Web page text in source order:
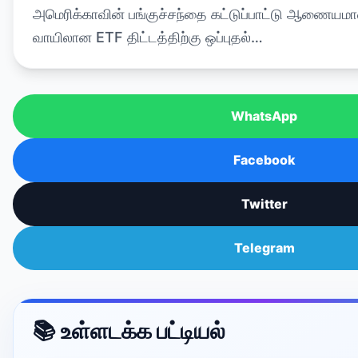
அமெரிக்காவின் பங்குச்சந்தை கட்டுப்பாட்டு
வாயிலான ETF திட்டத்திற்கு ஒப்புதல்…
WhatsApp
Facebook
Twitter
Telegram
📚 உள்ளடக்க பட்டியல்